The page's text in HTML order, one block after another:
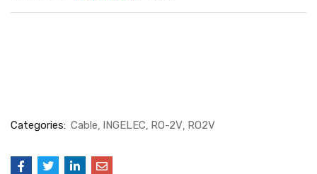
Categories: Cable INGELEC RO-2V RO2V